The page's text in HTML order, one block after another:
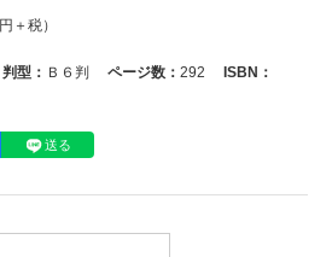
円＋税）
判型： Ｂ６判 ページ数： 292
ISBN：
送る